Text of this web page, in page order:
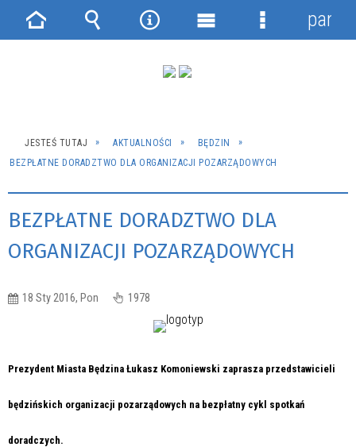
JESTEŚ TUTAJ AKTUALNOŚCI
BĘDZIN
BEZPŁATNE DORADZTWO DLA ORGANIZACJI POZARZĄDOWYCH
BEZPŁATNE DORADZTWO DLA
ORGANIZACJI POZARZĄDOWYCH
18 Sty 2016, Pon 1978
Prezydent Miasta Będzina Łukasz Komoniewski zaprasza przedstawicieli
będzińskich organizacji pozarządowych na bezpłatny cykl spotkań
doradczych.
Strona Wyszukiwarka
NarzędziaMenu
Menu
panel